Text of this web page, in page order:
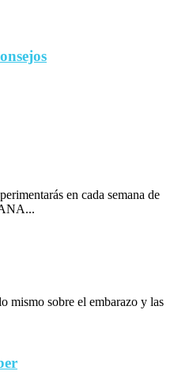
en cada semana de
mismo sobre el embarazo y las